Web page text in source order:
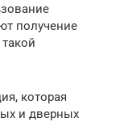
получение
которая
и дверных